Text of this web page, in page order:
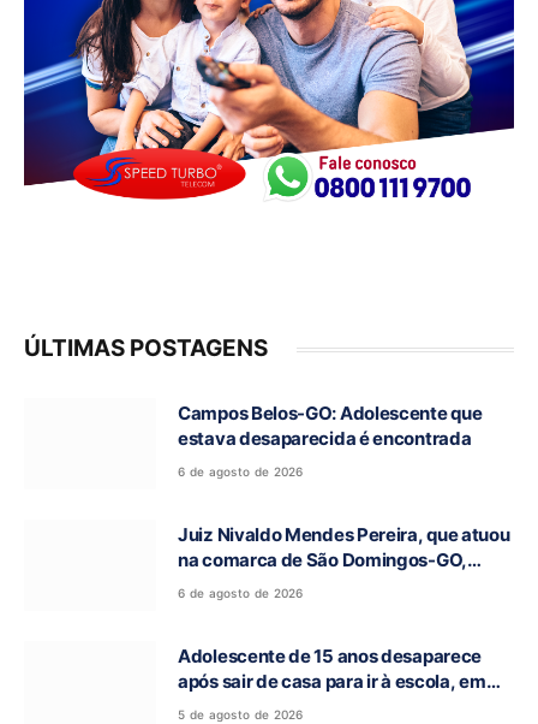
ÚLTIMAS POSTAGENS
Campos Belos-GO: Adolescente que
estava desaparecida é encontrada
6 de agosto de 2026
Juiz Nivaldo Mendes Pereira, que atuou
na comarca de São Domingos-GO,
morre aos 62 anos
6 de agosto de 2026
Adolescente de 15 anos desaparece
após sair de casa para ir à escola, em
Campos Belos-GO
5 de agosto de 2026